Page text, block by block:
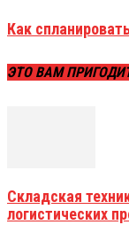
Как
ЭТО ВАМ
Складская
логистических